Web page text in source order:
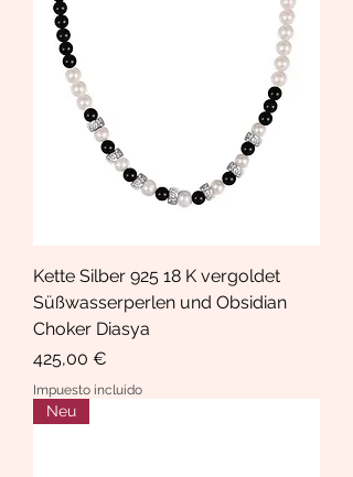
Kette Silber 925 18 K vergoldet
Süßwasserperlen und Obsidian
Choker Diasya
Precio
425,00 €
Impuesto incluido
Neu